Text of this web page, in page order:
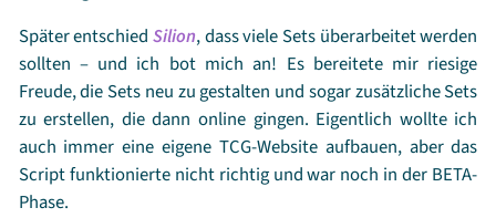
Am schlechtesten gekleidete Senshi?Starlights - sorry
Sailor Moon Moment, der dich aufregt?Episode 86, als
Saphir getötet wurde. WIESO?! So unnötig... *sniff*
Lieblingsfilm? Sailor Moon R - Gefährliche Blumen
Sailor Moon Moment, der dich glücklich macht? Es
gibt viele, aber ich beschränke mich auf einen: Episode
200, als Galaxia nach Usagis Hand greift und Usagi
Später entschied Silion, dass viele Sets überarbeitet werden
sollten – und ich bot mich an! Es bereitete mir riesige
Freude, die Sets neu zu gestalten und sogar zusätzliche Sets
zu erstellen, die dann online gingen. Eigentlich wollte ich
auch immer eine eigene TCG-Website aufbauen, aber das
Script funktionierte nicht richtig und war noch in der BETA-
Phase.